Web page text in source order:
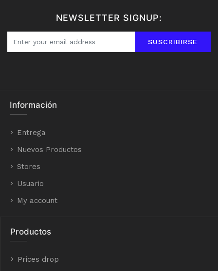
NEWSLETTER SIGNUP:
SUSCRIBIRSE
Información
Entrega
Nuevos Productos
Stores
Usuario
My account
Productos
Prices drop